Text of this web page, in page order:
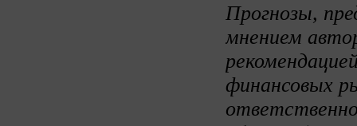
Прогнозы,
мнением
финансовых